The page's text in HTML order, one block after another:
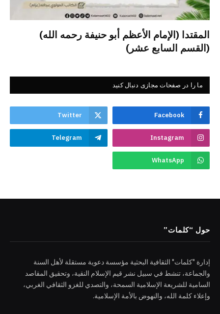
المقتدا (الإمام الأعظم أبو حنيفة رحمه الله)
(القسم السابع عشر)
ما را در صفحات مجازی دنبال کنید
Facebook
Twitter
Instagram
Telegram
WhatsApp
حول “كلمات”
إدارة "كلمات" الثقافية البحثية مؤسسة دعوية مستقلة لأهل السنة
والجماعة، تنشط في سبيل نشر قيم الإسلام النقية، وتحقيق المقاصد
السامية للشريعة الإسلامية السمحة، والتصدي للغزو الثقافي الغربي،
وإعلاء كلمة الله، والنهوض بالأمة الإسلامية.